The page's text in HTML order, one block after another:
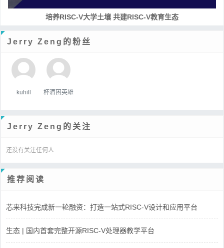
培养RISC-V大学土壤 共建RISC-V教育生态
Jerry Zeng的粉丝
kuhill 杯酒困英雄
Jerry Zeng的关注
还没有关注任何人
推荐阅读
芯来科技完成新一轮融资：打造一站式RISC-V设计和应用平台
生态 | 国内首套完整开源RISC-V处理器教学平台